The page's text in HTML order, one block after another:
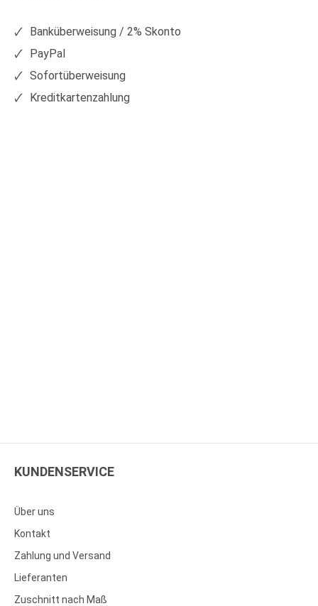
Banküberweisung / 2% Skonto
PayPal
Sofortüberweisung
Kreditkartenzahlung
KUNDENSERVICE
Über uns
Kontakt
Zahlung und Versand
Lieferanten
Zuschnitt nach Maß